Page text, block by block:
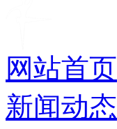
网站首页
新闻动态